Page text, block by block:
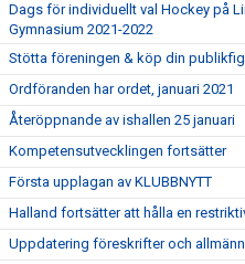
Dags för individuellt val Hockey på
Gymnasium 2021-2022
Stötta föreningen & köp din
Ordföranden har ordet, januari 2021
Återöppnande av ishallen 25 januari
Kompetensutvecklingen fortsätter
Första upplagan av KLUBBNYTT
Halland fortsätter att hålla en
Uppdatering föreskrifter och